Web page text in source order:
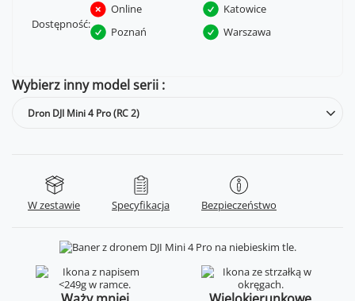
Wybierz inny model serii
Dron DJI Mini 4 Pro (RC 2)
Dostępność:
Online
Katowice
Poznań
Warszawa
W zestawie Specyfikacja Bezpieczeństwo